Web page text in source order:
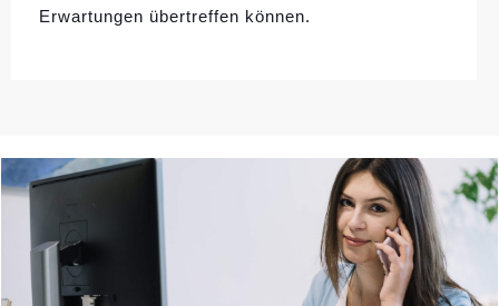
Erwartungen übertreffen können.